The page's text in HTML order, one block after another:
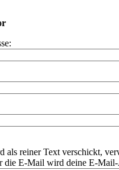
als reiner Text verschickt,
die E-Mail wird deine E-Mail-